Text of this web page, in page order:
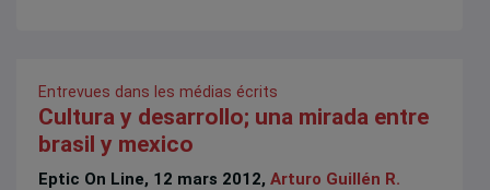
Entrevues dans les médias écrits
Cultura y desarrollo; una mirada entre
brasil y mexico
Eptic On Line, 12 mars 2012,Arturo Guillén R.